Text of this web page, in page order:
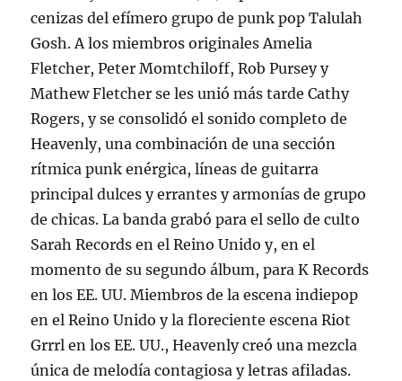
cenizas del efímero grupo de punk pop Talulah
Gosh. A los miembros originales Amelia
Fletcher, Peter Momtchiloff, Rob Pursey y
Mathew Fletcher se les unió más tarde Cathy
Rogers, y se consolidó el sonido completo de
Heavenly, una combinación de una sección
rítmica punk enérgica, líneas de guitarra
principal dulces y errantes y armonías de grupo
de chicas. La banda grabó para el sello de culto
Sarah Records en el Reino Unido y, en el
momento de su segundo álbum, para K Records
en los EE. UU. Miembros de la escena indiepop
en el Reino Unido y la floreciente escena Riot
Grrrl en los EE. UU., Heavenly creó una mezcla
única de melodía contagiosa y letras afiladas.